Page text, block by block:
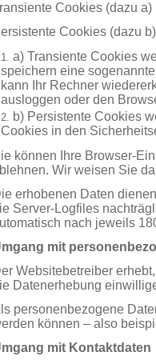
Cookies (dazu a)
Cookies (dazu
a) Transiente Cookies
speichern eine
kann Ihr Rechner
ausloggen oder den
b) Persistente Cookies
Cookies in den
können Ihre Browser-
Wir weisen Sie
erhobenen Daten
Server-Logfiles
nach jeweils
mit
Websitebetreiber
Datenerhebung
personenbezogene
können – also
mit Kontaktdaten